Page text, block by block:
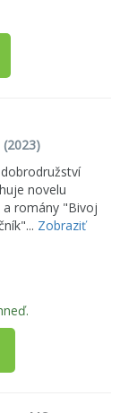
(2023)
novelu
a romány "Bivoj
Zobraziť